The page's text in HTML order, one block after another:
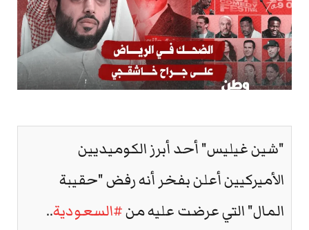
"شين غيليس" أحد أبرز الكوميديين
الأميركيين أعلن بفخر أنه رفض "حقيبة
المال" التي عرضت عليه من#السعودية..